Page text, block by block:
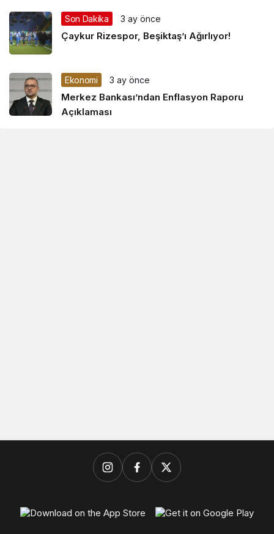
Son Dakika 3 ay önce
Çaykur Rizespor, Beşiktaş’ı Ağırlıyor!
Ekonomi 3 ay önce
Merkez Bankası’ndan Enflasyon Raporu
Açıklaması